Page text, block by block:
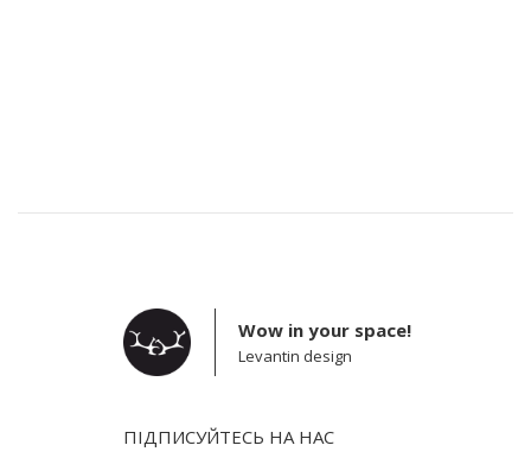
Wow in your space!
Levantin design
ПІДПИСУЙТЕСЬ НА НАС